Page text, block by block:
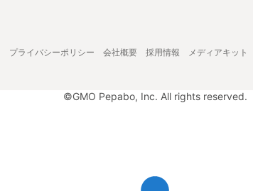
プライバシーポリシー 会社概要 採用情報 メディアキット
©GMO Pepabo, Inc. All rights reserved.